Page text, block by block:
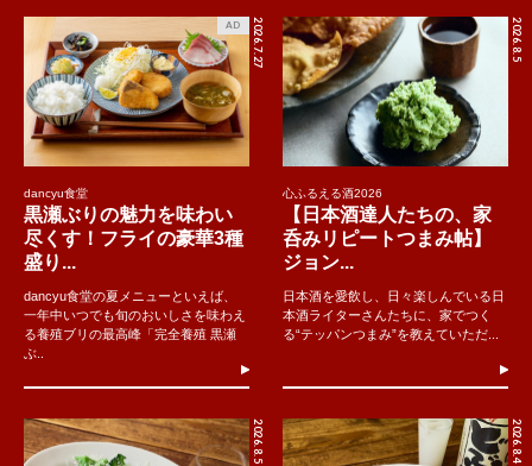
2026.7.27
AD
dancyu食堂
黒瀬ぶりの魅力を味わい
尽くす！フライの豪華3種
盛り...
dancyu食堂の夏メニューといえば、
一年中いつでも旬のおいしさを味わえ
る養殖ブリの最高峰「完全養殖 黒瀬
ぶ..
2026.8.5
心ふるえる酒2026
【日本酒達人たちの、家
呑みリピートつまみ帖】
ジョン...
日本酒を愛飲し、日々楽しんでいる日
本酒ライターさんたちに、家でつく
る“テッパンつまみ”を教えていただ...
2026.8.5 2026.8.4